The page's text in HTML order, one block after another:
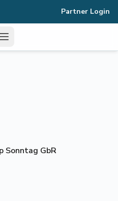
Partner Login
Menü
Sonntag GbR